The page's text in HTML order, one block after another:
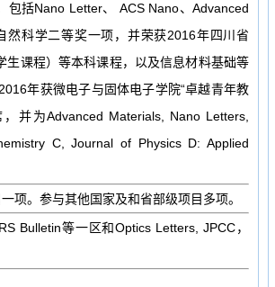
括Nano Letter、 ACS Nano、Advanced
然科学二等奖一项，并荣获2016年四川省
生课程）等本科课程，以及信息材料基础等
年获微电子与固体电子学院“卓越青年教
为Advanced Materials, Nano Letters,
C, Journal of Physics D: Applied
项。参与其他国家及和省部级项目多项。
Bulletin等一区和Optics Letters, JPCC，